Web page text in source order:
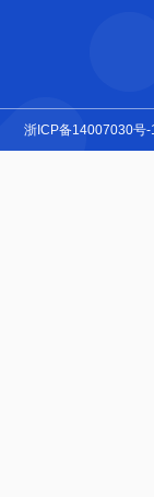
浙ICP备14007030号-